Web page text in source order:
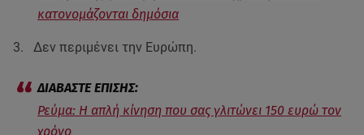
κατονομάζονται δημόσια
3. Δεν περιμένει την Ευρώπη.
Ρεύμα: Η απλή κίνηση που σας γλιτώνει 150 ευρώ τον
χρόνο